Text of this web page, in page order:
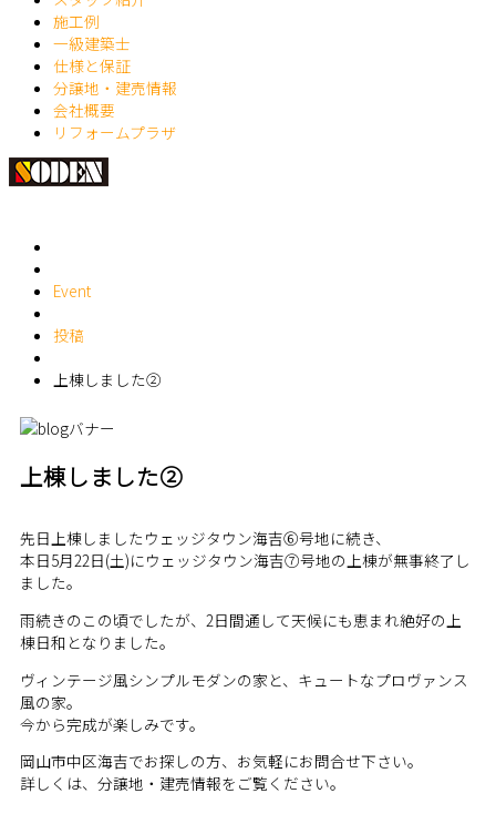
施工例
一級建築士
仕様と保証
分譲地・建売情報
会社概要
リフォームプラザ
Event
投稿
上棟しました②
上棟しました②
先日上棟しましたウェッジタウン海吉⑥号地に続き、
本日5月22日(土)にウェッジタウン海吉⑦号地の上棟が無事終了し
ました。
雨続きのこの頃でしたが、2日間通して天候にも恵まれ絶好の上
棟日和となりました。
ヴィンテージ風シンプルモダンの家と、キュートなプロヴァンス
風の家。
今から完成が楽しみです。
岡山市中区海吉でお探しの方、お気軽にお問合せ下さい。
詳しくは、分譲地・建売情報をご覧ください。